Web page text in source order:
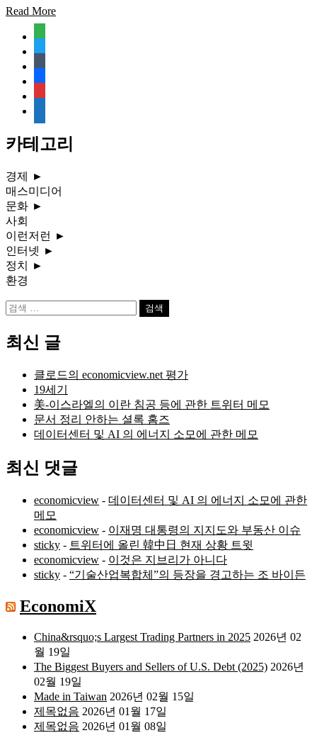
Read More
document
카테고리
경제
►
매스미디어
문화 ►
사회
이런저런
►
인터넷 ►
정치
►
환경
검
최신 글
클로드의 economicview.net 평가
19세기
美-이스라엘의 이란 침공 등에 관한 트위터 메모
문서 정리 안하는 셜록 홈즈
데이터센터 및 AI 의 에너지 소모에 관한 메모
최신 댓글
economicview - 데이터센터 및 AI 의 에너지 소모에 관한
메모
economicview - 이재명 대통령의 지지도와 부동산 이슈
sticky - 트위터에 올린 韓中日 현재 상황 트윗
economicview - 이것은 지브리가 아니다
sticky - “기술산업복합체”의 등장을 경고하는 조 바이든
EconomiX
China&rsquo;s Largest Trading Partners in 2025 2026년 02
월 19일
The Biggest Buyers and Sellers of U.S. Debt (2025) 2026년
02월 19일
Made in Taiwan 2026년 02월 15일
제목없음 2026년 01월 17일
제목없음 2026년 01월 08일